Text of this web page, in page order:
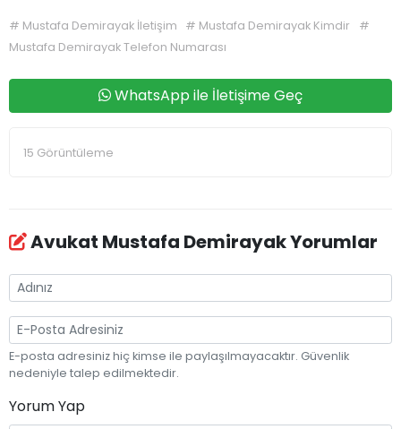
# Mustafa Demirayak İletişim # Mustafa Demirayak Kimdir
#
Mustafa Demirayak Telefon Numarası
WhatsApp ile İletişime Geç
15 Görüntüleme
Avukat Mustafa Demirayak Yorumlar
E-posta adresiniz hiç kimse ile paylaşılmayacaktır. Güvenlik
nedeniyle talep edilmektedir.
Yorum Yap